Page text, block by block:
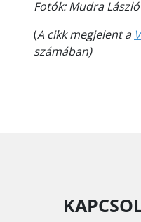
Fotók: Mudra László
(A cikk megjelent a
számában)